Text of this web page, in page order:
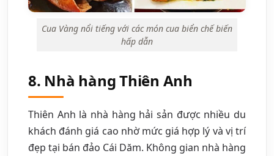
Cua Vàng nổi tiếng với các món cua biển chế biến
hấp dẫn
8. Nhà hàng Thiên Anh
Thiên Anh là nhà hàng hải sản được nhiều du
khách đánh giá cao nhờ mức giá hợp lý và vị trí
đẹp tại bán đảo Cái Dăm. Không gian nhà hàng